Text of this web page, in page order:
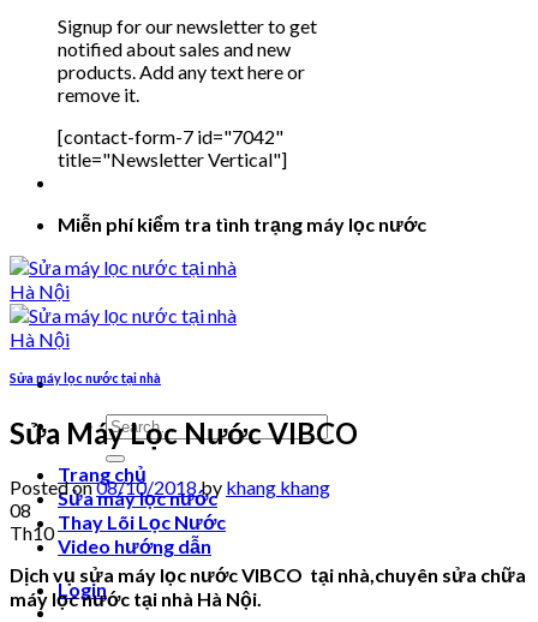
Signup for our newsletter to get
notified about sales and new
products. Add any text here or
remove it.
[contact-form-7 id="7042"
title="Newsletter Vertical"]
Miễn phí kiểm tra tình trạng máy lọc nước
Search
for:
Trang chủ
Sửa máy lọc nước
Thay Lõi Lọc Nước
Video hướng dẫn
Login
Sửa máy lọc nước tại nhà
Sửa Máy Lọc Nước VIBCO
Posted on08/10/2018by khang khang
08
Th10
Dịch vụ sửa máy lọc nước VIBCO tại nhà,chuyên sửa chữa
máy lọc nước tại nhà Hà Nội.